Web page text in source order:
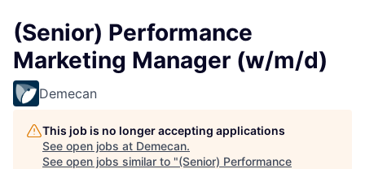
(Senior) Performance
Marketing Manager (w/m/d)
Demecan
This job is no longer accepting applications
See open jobs at Demecan.
See open jobs similar to "(Senior) Performance